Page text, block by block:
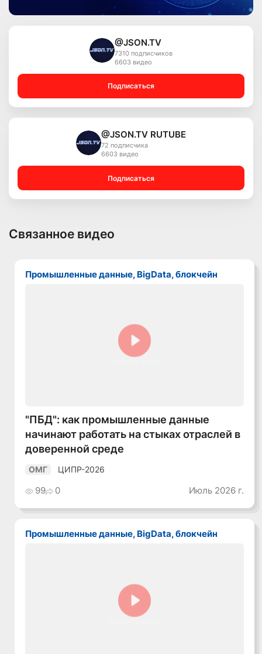
@JSON.TV
7310 подписчиков
6603 видео
Подписаться
@JSON.TV RUTUBE
72 подписчика
6603 видео
Подписаться
Связанное видео
Промышленные данные, BigData, блокчейн
"ПБД": как промышленные данные
начинают работать на стыках отраслей в
доверенной среде
ОМГ ЦИПР-2026
99 0 Июль 2026 г.
Промышленные данные, BigData, блокчейн